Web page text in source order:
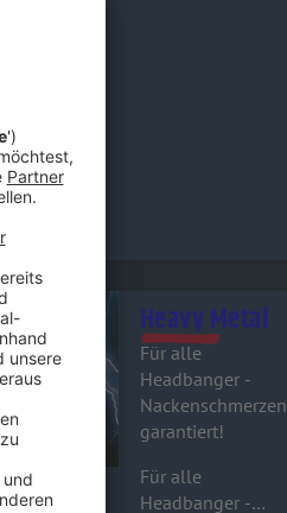
- Heavy Metal Heavy Metal
Für alle
Headbanger -
Nackenschmerzen
garantiert!
Für alle
Headbanger -